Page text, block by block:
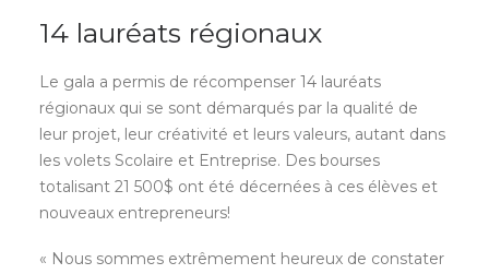
14 lauréats régionaux
Le gala a permis de récompenser 14 lauréats
régionaux qui se sont démarqués par la qualité de
leur projet, leur créativité et leurs valeurs, autant dans
les volets Scolaire et Entreprise. Des bourses
totalisant 21 500$ ont été décernées à ces élèves et
nouveaux entrepreneurs!
« Nous sommes extrêmement heureux de constater